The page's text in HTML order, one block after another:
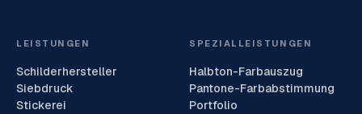
LEISTUNGEN
Schilderhersteller
Siebdruck
Stickerei
SPEZIALLEISTUNGEN
Halbton-Farbauszug
Pantone-Farbabstimmung
Portfolio